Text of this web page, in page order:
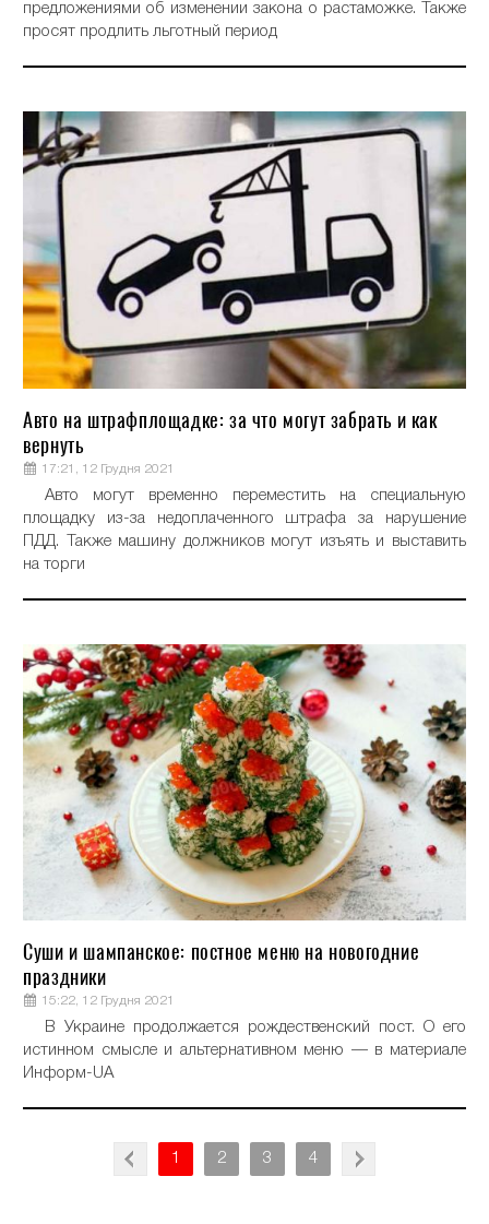
предложениями об изменении закона о растаможке. Также
просят продлить льготный период
Авто на штрафплощадке: за что могут забрать и как
вернуть
17:21, 12 Грудня 2021
Авто могут временно переместить на специальную
площадку из-за недоплаченного штрафа за нарушение
ПДД. Также машину должников могут изъять и выставить
на торги
Суши и шампанское: постное меню на новогодние
праздники
15:22, 12 Грудня 2021
В Украине продолжается рождественский пост. О его
истинном смысле и альтернативном меню — в материале
Информ-UA
1 2 3 4